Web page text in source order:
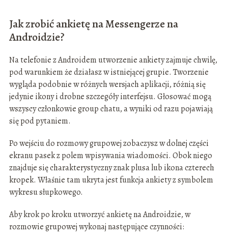
Jak zrobić ankietę na Messengerze na
Androidzie?
Na telefonie z Androidem utworzenie ankiety zajmuje chwilę,
pod warunkiem że działasz w istniejącej grupie. Tworzenie
wygląda podobnie w różnych wersjach aplikacji, różnią się
jedynie ikony i drobne szczegóły interfejsu. Głosować mogą
wszyscy członkowie group chatu, a wyniki od razu pojawiają
się pod pytaniem.
Po wejściu do rozmowy grupowej zobaczysz w dolnej części
ekranu pasek z polem wpisywania wiadomości. Obok niego
znajduje się charakterystyczny znak plusa lub ikona czterech
kropek. Właśnie tam ukryta jest funkcja ankiety z symbolem
wykresu słupkowego.
Aby krok po kroku utworzyć ankietę na Androidzie, w
rozmowie grupowej wykonaj następujące czynności: